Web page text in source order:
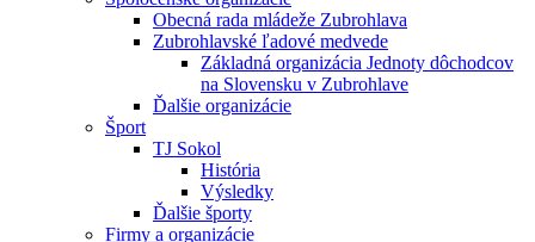
Obecná rada mládeže Zubrohlava
Zubrohlavské ľadové medvede
Základná organizácia Jednoty dôchodcov
na Slovensku v Zubrohlave
Ďalšie organizácie
Šport
TJ Sokol
História
Výsledky
Ďalšie športy
Firmy a organizácie